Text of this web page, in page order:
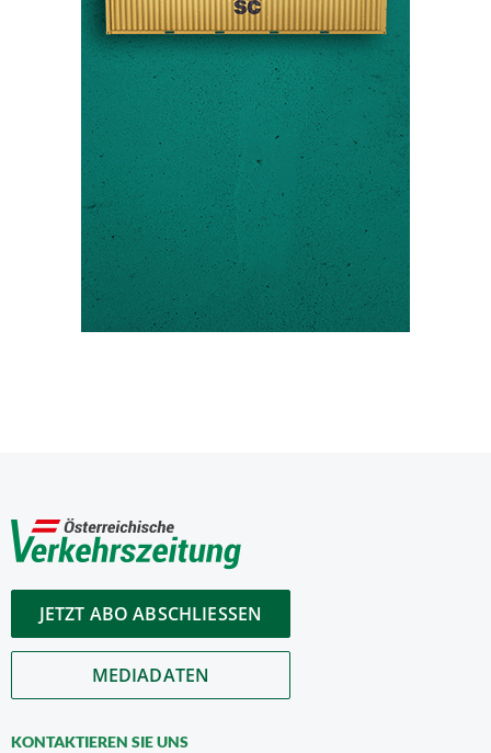
JETZT ABO ABSCHLIESSEN
MEDIADATEN
KONTAKTIEREN SIE UNS